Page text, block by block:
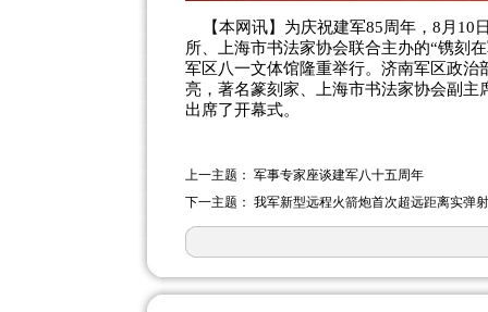
【本网讯】为庆祝建军85周年，8月10
所、上海市书法家协会联合主办的“镌刻
军区八一文体馆隆重举行。济南军区政
亮，著名篆刻家、上海市书法家协会副
出席了开幕式。
上一主题： 军事专家座谈建军八十五周年
下一主题： 我军新型远程火箭炮首次超远距离实弹